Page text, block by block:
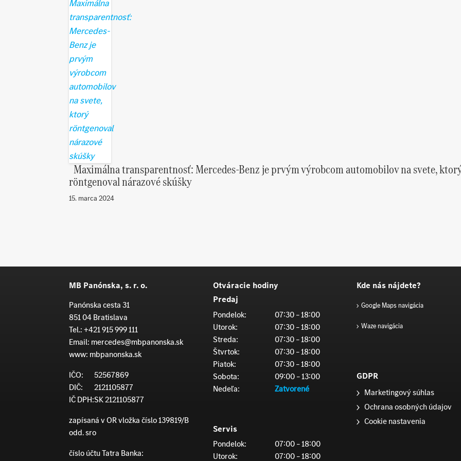
Maximálna transparentnosť: Mercedes-Benz je prvým výrobcom automobilov na svete,
röntgenoval nárazové skúšky
15. marca 2024
MB Panónska, s. r. o.
Panónska cesta 31
851 04 Bratislava
Tel.:+421 915 999 111
Email: mercedes@mbpanonska.sk
www: mbpanonska.sk
IČO:
52567869
DIČ:
2121105877
IČ DPH:SK 2121105877
zapísaná v OR vložka číslo 139819/B
odd. sro
číslo účtu Tatra Banka:
Otváracie hodiny
Predaj
Pondelok:
07:30 – 18:00
Utorok:
07:30 – 18:00
Streda:
07:30 – 18:00
Štvrtok:
07:30 – 18:00
Piatok:
07:30 – 18:00
Sobota:
09:00 – 13:00
Nedeľa:
Zatvorené
Servis
Pondelok:
07:00 – 18:00
Utorok:
07:00 – 18:00
Kde nás nájdete?
Google Maps navigácia
Waze navigácia
GDPR
Marketingový súhlas
Ochrana osobných údajov
Cookie nastavenia